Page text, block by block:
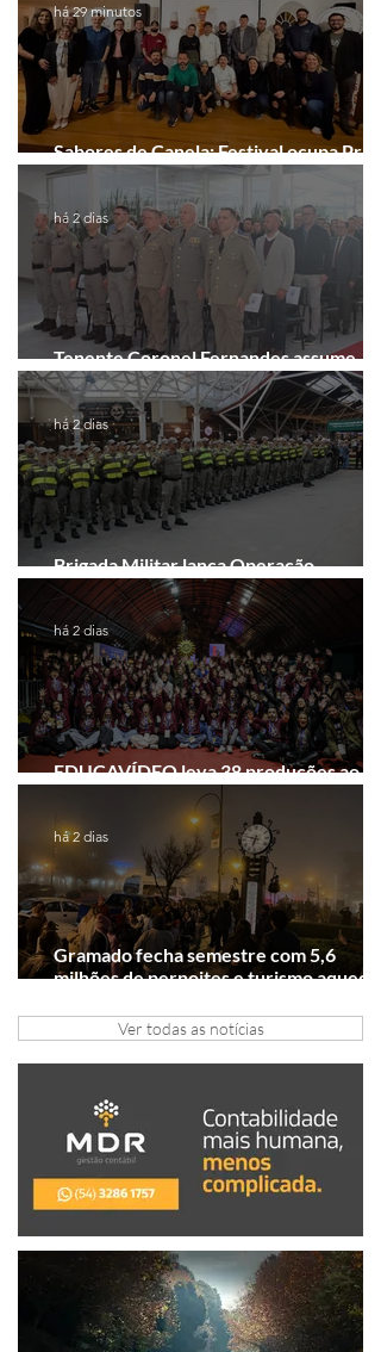
Sabores de Canela: Festival ocupa Praça
João Corrêa em setembro
há 29 minutos
Tenente Coronel Fernandes assume
comando do 41º BPM em Gramado
há 2 dias
Brigada Militar lança Operação
Convergência na Região das Hortênsias
há 2 dias
EDUCAVÍDEO leva 38 produções ao
Festival de Cinema de Gramado
há 2 dias
Gramado fecha semestre com 5,6
milhões de pernoites e turismo
há 2 dias
Ver todas as notícias